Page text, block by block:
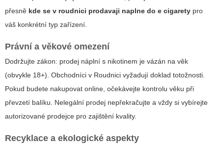
přesně kde se v roudnici prodavaji naplne do e cigarety pro
váš konkrétní typ zařízení.
Právní a věkové omezení
Dodržujte zákon: prodej náplní s nikotinem je vázán na věk
(obvykle 18+). Obchodníci v Roudnici vyžadují doklad totožnosti.
Pokud budete nakupovat online, očekávejte kontrolu věku při
převzetí balíku. Nelegální prodej nepřekračujte a vždy si vybírejte
autorizované prodejce pro zajištění kvality.
Recyklace a ekologické aspekty